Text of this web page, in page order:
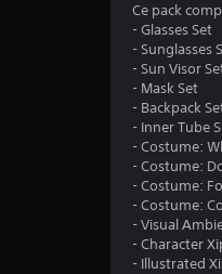
Ce pack
- Glasses Set
- Sunglasses
- Sun Visor
- Mask Set
- Backpack
- Inner Tube
- Costume:
- Costume:
- Costume:
- Costume:
- Visual
- Character
- Illustrated